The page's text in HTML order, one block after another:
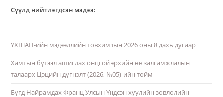
Сүүлд нийтлэгдсэн мэдээ:
ҮХШАН-ийн мэдээллийн товхимлын 2026 оны 8 дахь дугаар
Хамтын бүтээл ашиглах онцгой эрхийн өв залгамжлалын
талаарх Цэцийн дүгнэлт (2026, №05)-ийн тойм
Бүгд Найрамдах Франц Улсын Үндсэн хуулийн зөвлөлийн